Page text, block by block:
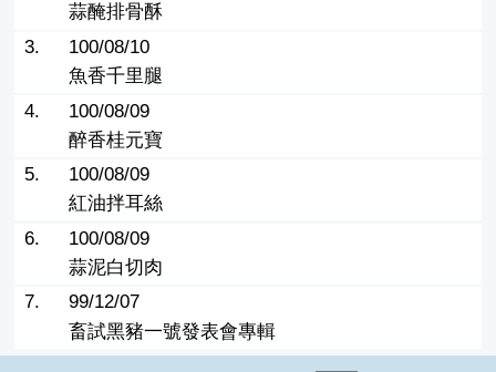
蒜醃排骨酥
3.
100/08/10
魚香千里腿
4.
100/08/09
醉香桂元寶
5.
100/08/09
紅油拌耳絲
6.
100/08/09
蒜泥白切肉
7.
99/12/07
畜試黑豬一號發表會專輯